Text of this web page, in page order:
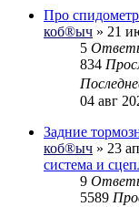
Про спидометр
коб®ыч » 21
5
834
04 авг
Задние
коб®ыч » 23
система и
9
5589